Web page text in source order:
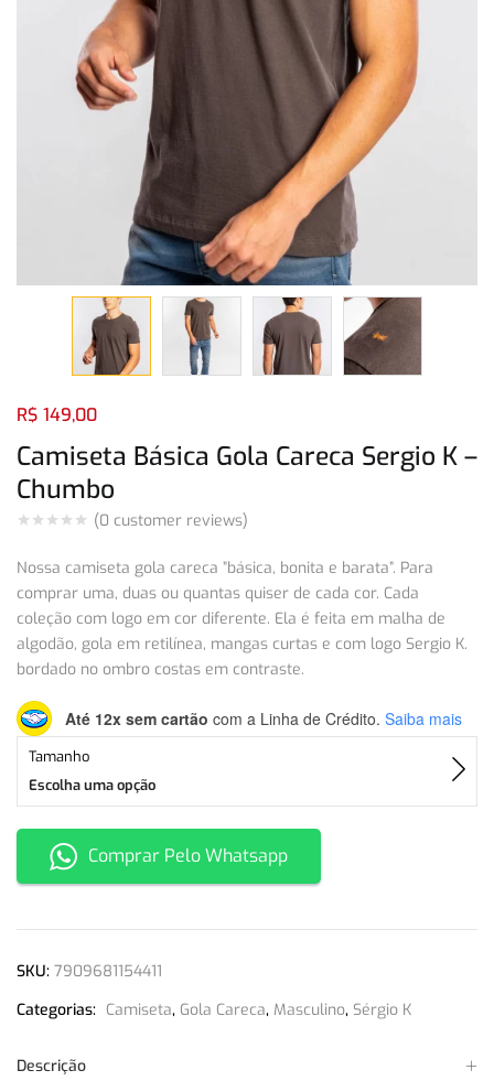
Camiseta Básica Gola Careca Sergio K –
Chumbo
(0 customer reviews)
R$ 149,00
Nossa camiseta gola careca ”básica, bonita e barata”. Para
comprar uma, duas ou quantas quiser de cada cor. Cada
coleção com logo em cor diferente. Ela é feita em malha de
algodão, gola em retilínea, mangas curtas e com logo Sergio K.
bordado no ombro costas em contraste.
Até 12x sem cartão com a Linha de Crédito. Saiba mais
Tamanho
Escolha uma opção
Comprar Pelo Whatsapp
SKU: 7909681154411
Categorias: Camiseta, Gola Careca, Masculino, Sérgio K
Descrição
Login comFacebook Login comGoogle
Facebook Login com